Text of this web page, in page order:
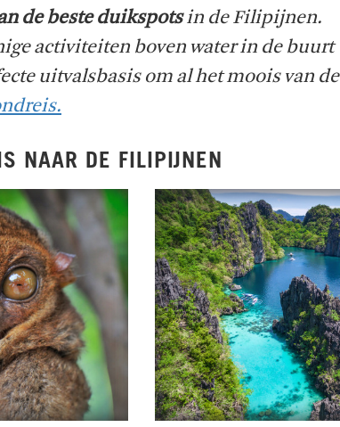
de beste duikspotsin de Filipijnen.
activiteiten boven water in de buurt
uitvalsbasis om al het moois van de
NAAR DE FILIPIJNEN